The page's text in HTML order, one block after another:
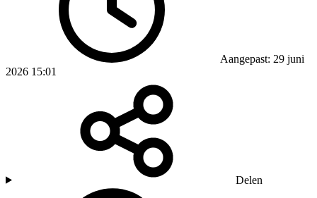
Aangepast: 29 juni
2026 15:01
Delen